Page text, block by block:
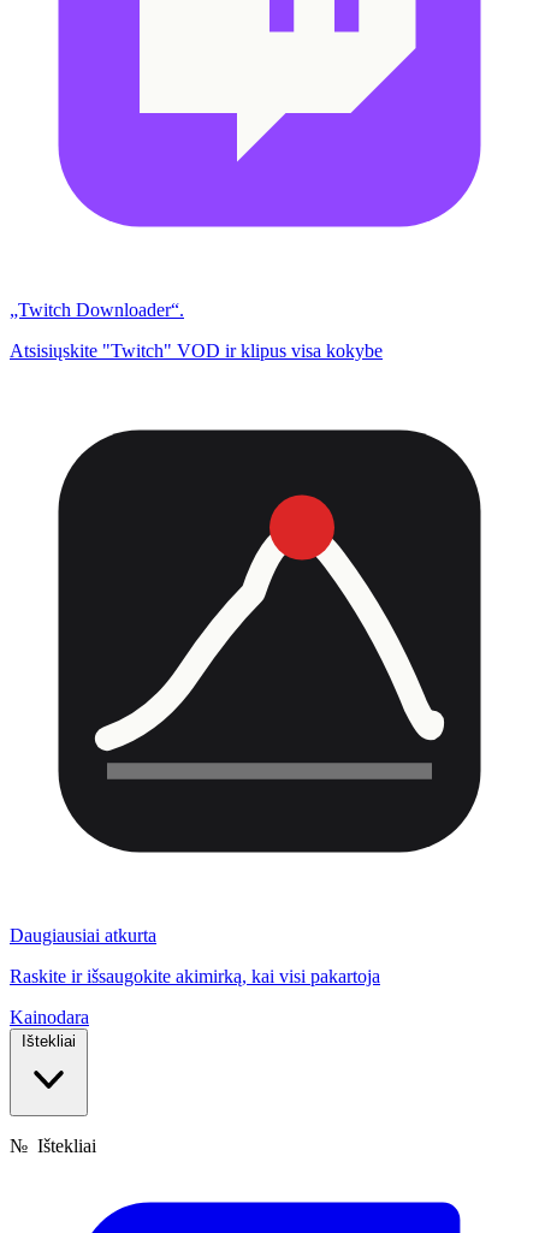
„Twitch Downloader“.
Atsisiųskite "Twitch" VOD ir klipus visa kokybe
Daugiausiai atkurta
Raskite ir išsaugokite akimirką, kai visi pakartoja
Kainodara
Ištekliai
№ Ištekliai